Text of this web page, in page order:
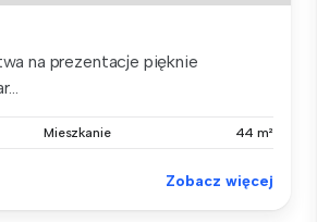
na prezentacje pięknie
Mieszkanie 44 m²
Zobacz więcej